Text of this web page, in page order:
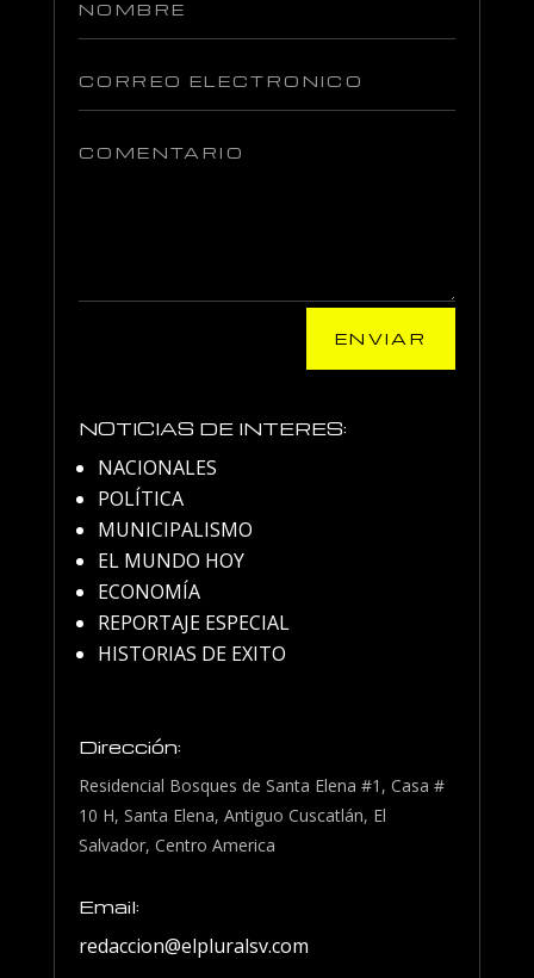
ENVIAR
NOTICIAS DE INTERES:
NACIONALES
POLÍTICA
MUNICIPALISMO
EL MUNDO HOY
ECONOMÍA
REPORTAJE ESPECIAL
HISTORIAS DE EXITO
Dirección:
Residencial Bosques de Santa Elena #1, Casa #
10 H, Santa Elena, Antiguo Cuscatlán, El
Salvador, Centro America
Email:
redaccion@elpluralsv.com